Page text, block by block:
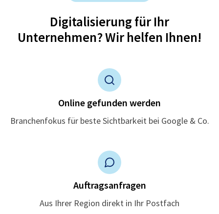
Digitalisierung für Ihr
Unternehmen? Wir helfen Ihnen!
Online gefunden werden
Branchenfokus für beste Sichtbarkeit bei Google & Co.
Auftragsanfragen
Aus Ihrer Region direkt in Ihr Postfach